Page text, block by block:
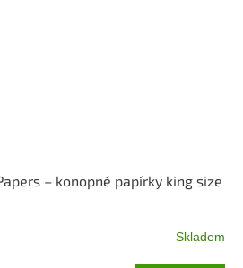
– konopné papírky king size
Skladem